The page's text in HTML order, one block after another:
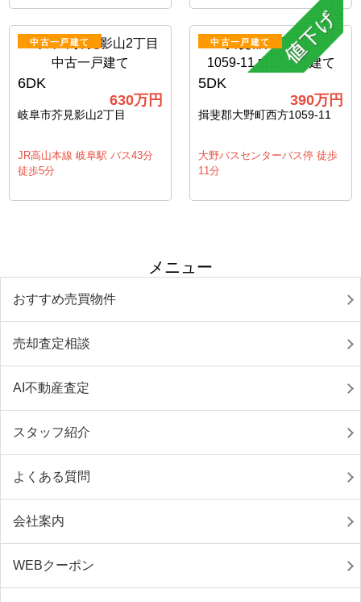
中古一戸建て
6DK
630万円
岐阜市芥見影山2丁目
JR高山本線 岐阜駅 バス43分
徒歩5分
中古一戸建て
5DK
390万円
揖斐郡大野町西方1059-11
大野バスセンターバス停 徒歩
11分
メニュー
おすすめ売買物件
売却査定相談
AI不動産査定
スタッフ紹介
よくある質問
会社案内
WEBクーポン